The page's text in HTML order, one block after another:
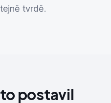
tvrdě.
postavil